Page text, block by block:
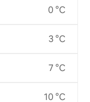
0 °C
3 °C
7 °C
10 °C